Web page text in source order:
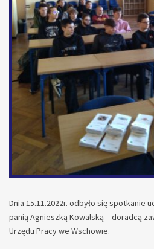
Dnia 15.11.2022r. odbyło się spotkanie
panią Agnieszką Kowalską – doradcą
Urzędu Pracy we Wschowie.